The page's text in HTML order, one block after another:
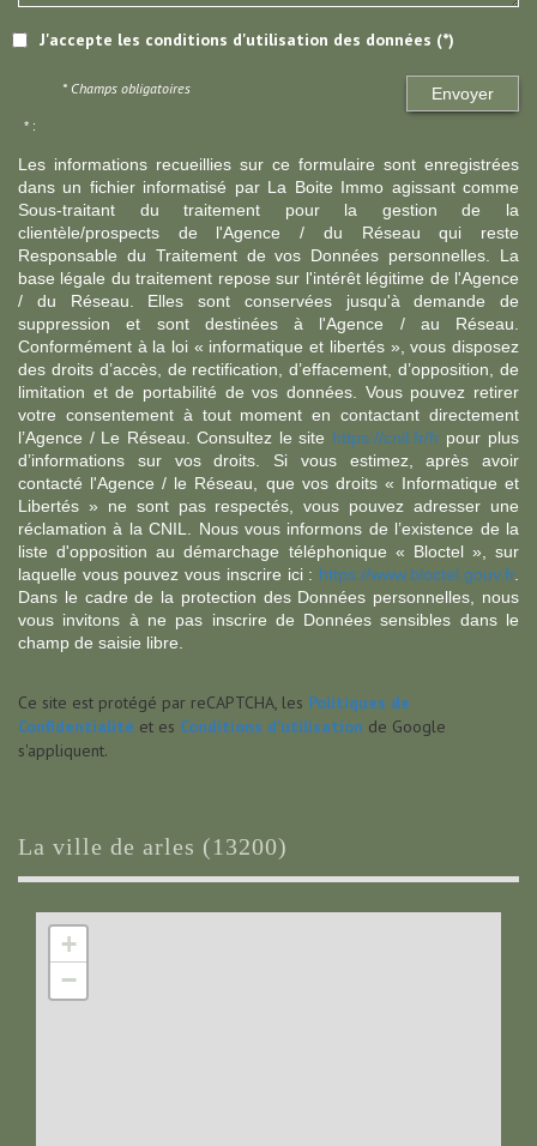
J'accepte les conditions d'utilisation des données (*)
Envoyer
* Champs obligatoires
* :
Les informations recueillies sur ce formulaire sont enregistrées
dans un fichier informatisé par La Boite Immo agissant comme
Sous-traitant du traitement pour la gestion de la
clientèle/prospects de l'Agence / du Réseau qui reste
Responsable du Traitement de vos Données personnelles. La
base légale du traitement repose sur l'intérêt légitime de l'Agence
/ du Réseau. Elles sont conservées jusqu'à demande de
suppression et sont destinées à l'Agence / au Réseau.
Conformément à la loi « informatique et libertés », vous disposez
des droits d’accès, de rectification, d’effacement, d’opposition, de
limitation et de portabilité de vos données. Vous pouvez retirer
votre consentement à tout moment en contactant directement
l’Agence / Le Réseau. Consultez le site https://cnil.fr/frpour plus
d’informations sur vos droits. Si vous estimez, après avoir
contacté l'Agence / le Réseau, que vos droits « Informatique et
Libertés » ne sont pas respectés, vous pouvez adresser une
réclamation à la CNIL. Nous vous informons de l’existence de la
liste d'opposition au démarchage téléphonique « Bloctel », sur
laquelle vous pouvez vous inscrire ici : https://www.bloctel.gouv.fr.
Dans le cadre de la protection des Données personnelles, nous
vous invitons à ne pas inscrire de Données sensibles dans le
champ de saisie libre.
Ce site est protégé par reCAPTCHA, les Politiques de
Confidentialité et es Conditions d'utilisation de Google
s'appliquent.
la ville de arles (13200)
+
−